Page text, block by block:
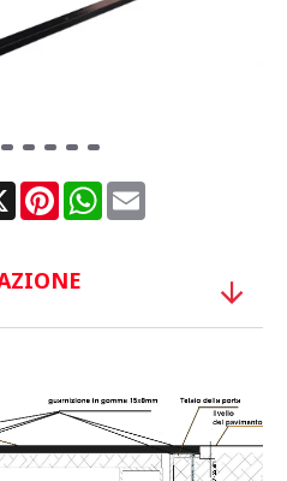
X PinterestWhatsApp
Email